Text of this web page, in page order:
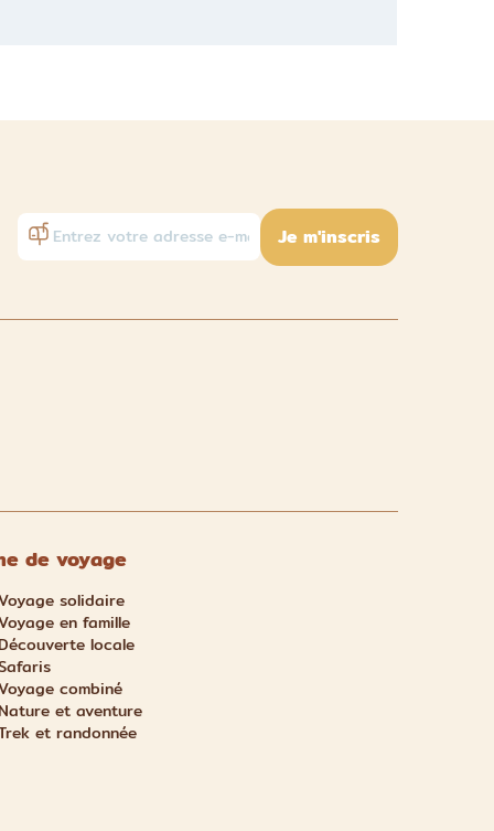
Je m'inscris
de voyage
solidaire
en famille
locale
combiné
et aventure
et randonnée